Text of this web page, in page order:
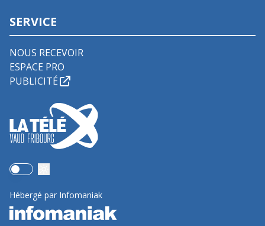
SERVICE
NOUS RECEVOIR
ESPACE PRO
PUBLICITÉ
Use setting
Hébergé par Infomaniak